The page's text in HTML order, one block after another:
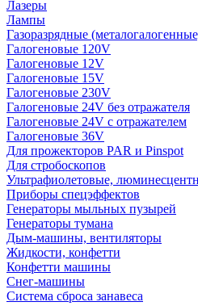
Лазеры
Лампы
Газоразрядные
Галогеновые 120V
Галогеновые 12V
Галогеновые 15V
Галогеновые 230V
Галогеновые 24V без отражателя
Галогеновые 24V с отражателем
Галогеновые 36V
Для прожекторов PAR и Pinspot
Для стробоскопов
Ультрафиолетовые,
Приборы спецэффектов
Генераторы мыльных пузырей
Генераторы тумана
Дым-машины, вентиляторы
Жидкости, конфетти
Конфетти машины
Снег-машины
Система сброса занавеса